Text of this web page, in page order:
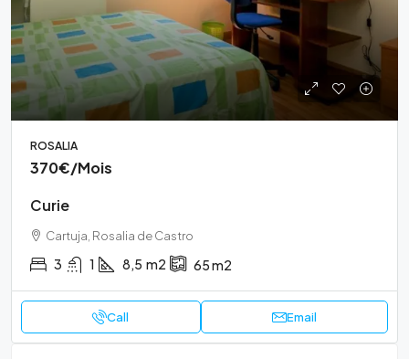
ROSALIA
370€/Mois
Curie
Cartuja, Rosalia de Castro
3 1 8,5 m2 65m2
Call Email